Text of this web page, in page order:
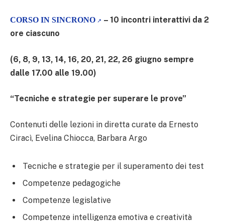
CORSO IN SINCRONO
– 10 incontri interattivi da 2
ore ciascuno
(6, 8, 9, 13, 14, 16, 20, 21, 22, 26 giugno sempre
dalle 17.00 alle 19.00)
“Tecniche e strategie per superare le prove”
Contenuti delle lezioni in diretta curate da Ernesto
Ciracì, Evelina Chiocca, Barbara Argo
Tecniche e strategie per il superamento dei test
Competenze pedagogiche
Competenze legislative
Competenze intelligenza emotiva e creatività